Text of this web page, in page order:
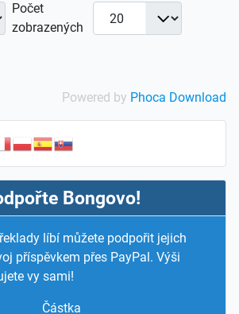
Počet
zobrazených
Powered by Phoca Download
Bongovo!
líbí můžete podpořit jejich
příspěvkem přes PayPal. Výši
vy sami!
Částka